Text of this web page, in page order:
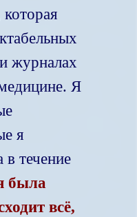
которая
журналах
Я
я
в течение
была
всё,